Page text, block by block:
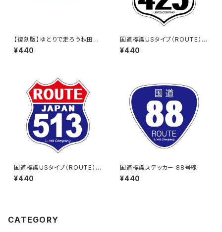
【復刻版】ゆとりで走ろう秋田県
（緑）：ステッカー
¥440
国道標識USタイプ（ROUTE）ス
テッカー 425号線（ホワイト）
¥440
国道標識USタイプ（ROUTE）ス
テッカー 513号線
¥440
国道標識ステッカー 88号線
¥440
CATEGORY